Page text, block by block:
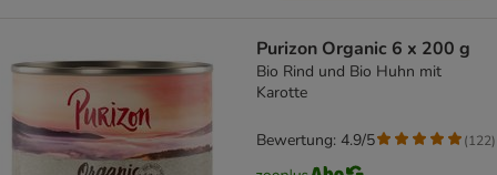
Purizon Organic 6 x 200 g
Bio Rind und Bio Huhn mit
Karotte
Bewertung: 4.9/5 (122)